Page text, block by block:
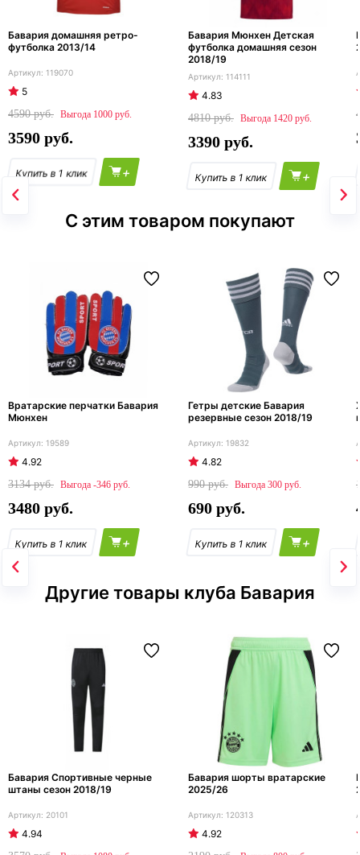
Бавария домашняя ретро-
футболка 2013/14
119070
5
4590
1000
3590
+
Бавария Мюнхен Детская
футболка домашняя сезон
2018/19
114111
4.83
4810
1420
3390
+
С этим товаром покупают
Вратарские перчатки Бавария
Мюнхен
19589
4.92
3134
-346
3480
+
Гетры детские Бавария
резервные сезон 2018/19
19832
4.82
990
300
690
+
Другие товары клуба Бавария
Бавария Спортивные черные
штаны сезон 2018/19
20101
4.94
Бавария шорты вратарские
2025/26
120313
4.92